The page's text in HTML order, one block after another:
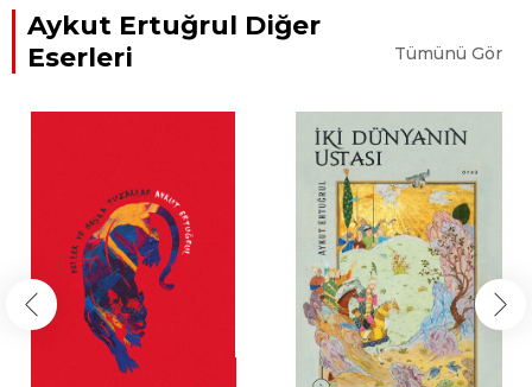
Aykut Ertuğrul Diğer
Eserleri
Tümünü Gör